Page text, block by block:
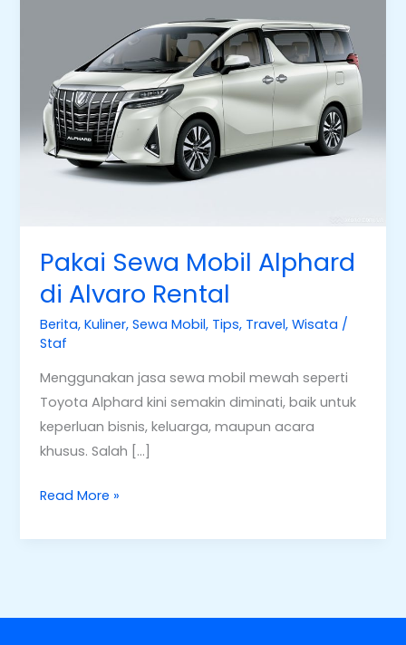
Pakai Sewa Mobil Alphard
di Alvaro Rental
Berita,Kuliner,Sewa Mobil, Tips, Travel,Wisata /
Staf
Menggunakan jasa sewa mobil mewah seperti
Toyota Alphard kini semakin diminati, baik untuk
keperluan bisnis, keluarga, maupun acara
khusus. Salah […]
Alvaro
Rental
Read More »